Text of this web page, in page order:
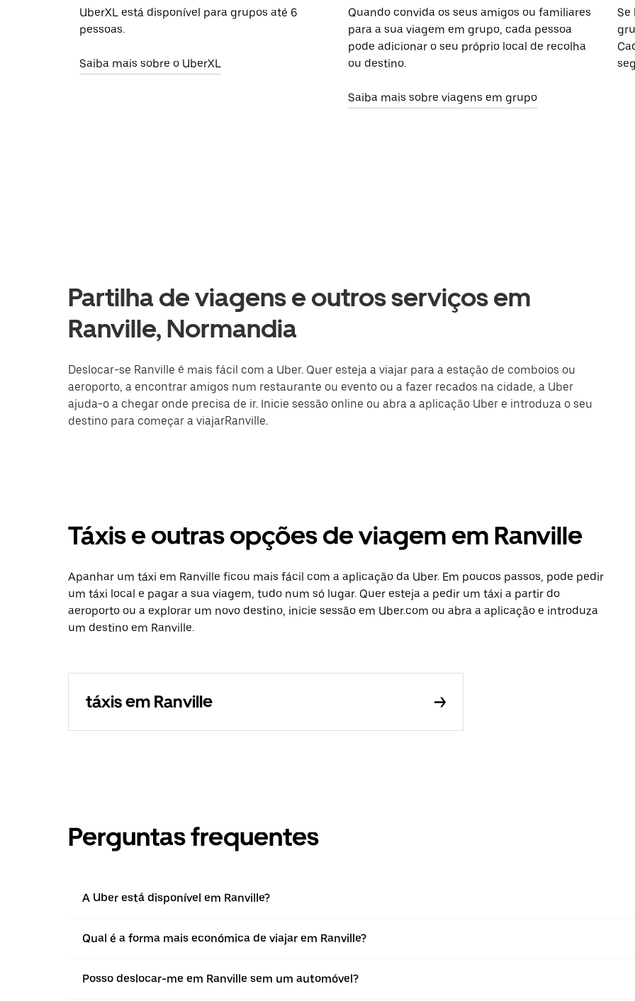
UberXL está disponível para grupos até 6
pessoas.
Saiba mais sobre o UberXL
Quando convida os seus amigos ou familiares
para a sua viagem em grupo, cada pessoa
pode adicionar o seu próprio local de recolha
ou destino.
Saiba mais sobre viagens em grupo
Se
Partilha de viagens e outros serviços em
Ranville, Normandia
Deslocar-se Ranville é mais fácil com a Uber. Quer esteja a viajar para a estação de comboios ou
aeroporto, a encontrar amigos num restaurante ou evento ou a fazer recados na cidade, a Uber
ajuda-o a chegar onde precisa de ir. Inicie sessão online ou abra a aplicação Uber e introduza o seu
destino para começar a viajarRanville.
Táxis e outras opções de viagem em Ranville
Apanhar um táxi em Ranville ficou mais fácil com a aplicação da Uber. Em poucos passos, pode pedir
um táxi local e pagar a sua viagem, tudo num só lugar. Quer esteja a pedir um táxi a partir do
aeroporto ou a explorar um novo destino, inicie sessão em Uber.com ou abra a aplicação e introduza
um destino em Ranville.
táxis em Ranville
Perguntas frequentes
A Uber está disponível em Ranville?
Qual é a forma mais económica de viajar em Ranville?
Posso deslocar-me em Ranville sem um automóvel?